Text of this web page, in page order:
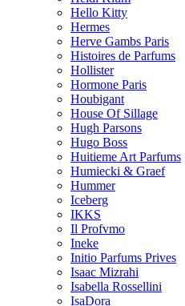
Hello Kitty
Hermes
Herve Gambs Paris
Histoires de Parfums
Hollister
Hormone Paris
Houbigant
House Of Sillage
Hugh Parsons
Hugo Boss
Huitieme Art Parfums
Humiecki & Graef
Hummer
Iceberg
IKKS
Il Profvmo
Ineke
Initio Parfums Prives
Isaac Mizrahi
Isabella Rossellini
IsaDora